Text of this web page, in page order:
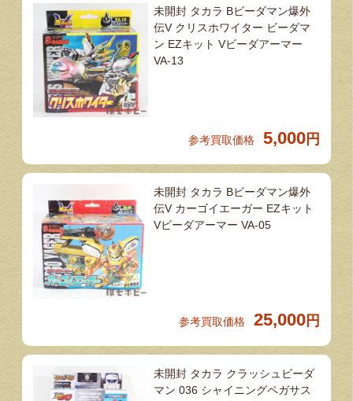
未開封 タカラ Bビーダマン爆外
伝V クリスホワイター ビーダマ
ン EZキット Vビーダアーマー
VA-13
参考買取価格 5,000 円
未開封 タカラ Bビーダマン爆外
伝V カーゴイエーガー EZキット
Vビーダアーマー VA-05
参考買取価格 25,000 円
未開封 タカラ クラッシュビーダ
マン 036 シャイニングペガサス